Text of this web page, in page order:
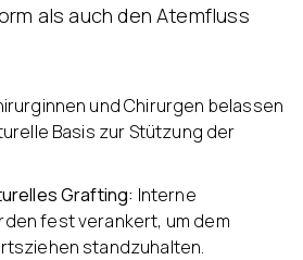
als auch den Atemfluss
und Chirurgen belassen
Basis zur Stützung der
Grafting: Interne
fest verankert, um dem
standzuhalten.